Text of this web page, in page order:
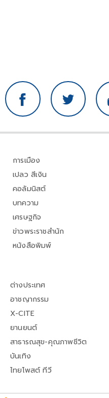
การเมือง
เปลว สีเงิน
คอลัมนิสต์
บทความ
เศรษฐกิจ
ข่าวพระราชสำนัก
หนังสือพิมพ์
ต่างประเทศ
อาชญากรรม
X-CITE
ยานยนต์
สาธารณสุข-คุณภาพชีวิต
บันเทิง
ไทยโพสต์ ทีวี